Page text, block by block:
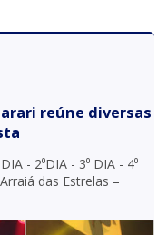
reúne diversas
- 2⁰DIA - 3⁰ DIA - 4⁰
das Estrelas –